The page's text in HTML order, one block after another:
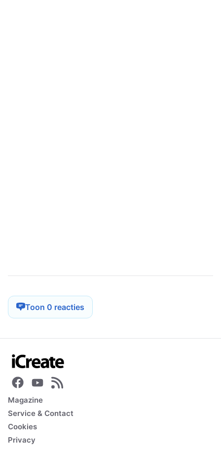
Toon 0 reacties
Magazine
Service & Contact
Cookies
Privacy